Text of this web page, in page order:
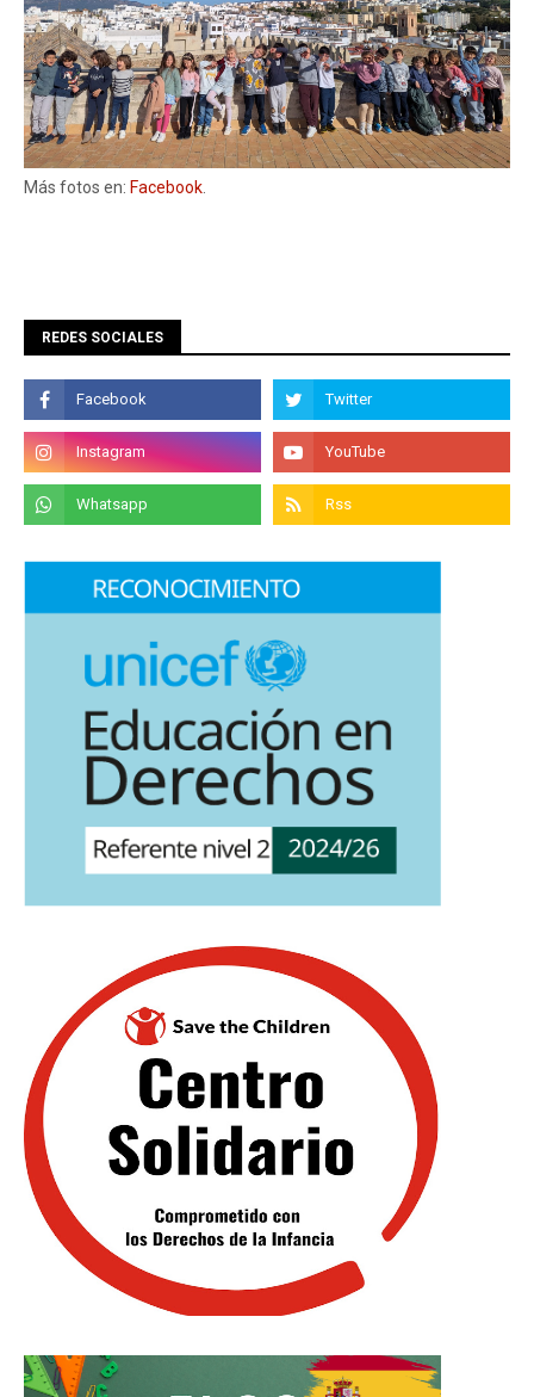
Más fotos en: Facebook.
REDES SOCIALES